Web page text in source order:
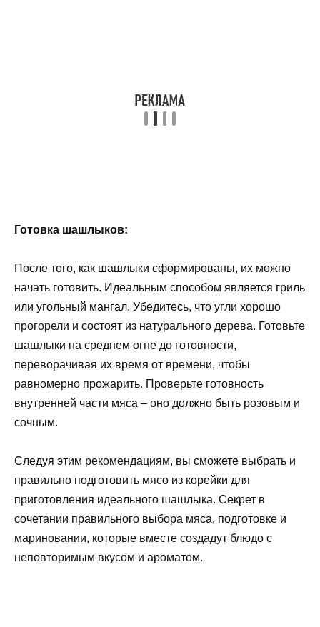
Готовка шашлыков:
После того, как шашлыки сформированы, их можно
начать готовить. Идеальным способом является гриль
или угольный мангал. Убедитесь, что угли хорошо
прогорели и состоят из натурального дерева. Готовьте
шашлыки на среднем огне до готовности,
переворачивая их время от времени, чтобы
равномерно прожарить. Проверьте готовность
внутренней части мяса – оно должно быть розовым и
сочным.
Следуя этим рекомендациям, вы сможете выбрать и
правильно подготовить мясо из корейки для
приготовления идеального шашлыка. Секрет в
сочетании правильного выбора мяса, подготовке и
мариновании, которые вместе создадут блюдо с
неповторимым вкусом и ароматом.